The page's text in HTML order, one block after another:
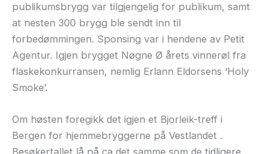
publikumsbrygg var tilgjengelig for publikum, samt
at nesten 300 brygg ble sendt inn til
forbedømmingen. Sponsing var i hendene av Petit
Agentur. Igjen brygget Nøgne Ø årets vinnerøl fra
flaskekonkurransen, nemlig Erlann Eldorsens ‘Holy
Smoke’.
Om høsten foregikk det igjen et Bjorleik-treff i
Bergen for hjemmebryggerne på Vestlandet .